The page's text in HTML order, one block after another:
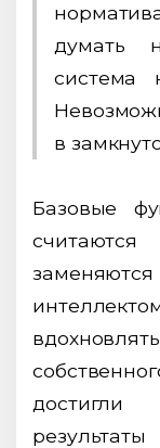
думать
система
в
Базовые